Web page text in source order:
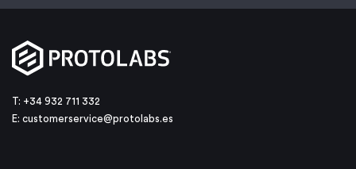
T: +34 932 711 332
E: customerservice@protolabs.es